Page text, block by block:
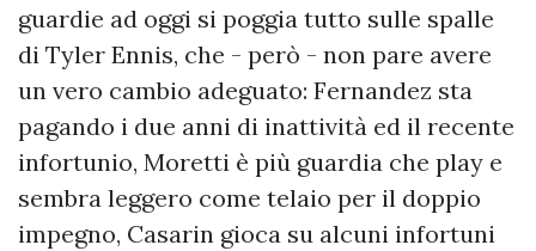
guardie ad oggi si poggia tutto sulle spalle
di Tyler Ennis, che - però - non pare avere
un vero cambio adeguato: Fernandez sta
pagando i due anni di inattività ed il recente
infortunio, Moretti è più guardia che play e
sembra leggero come telaio per il doppio
impegno, Casarin gioca su alcuni infortuni